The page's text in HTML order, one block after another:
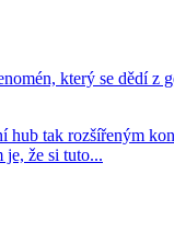
který se dědí z
hub tak rozšířeným
je, že si tuto...